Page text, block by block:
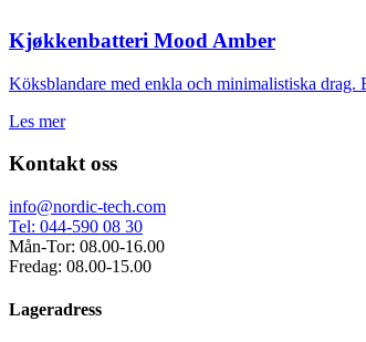
Kjøkkenbatteri Mood Amber
Köksblandare med enkla och minimalistiska drag.
Les mer
Kontakt oss
info@nordic-tech.com
Tel: 044-590 08 30
Mån-Tor: 08.00-16.00
Fredag: 08.00-15.00
Lageradress